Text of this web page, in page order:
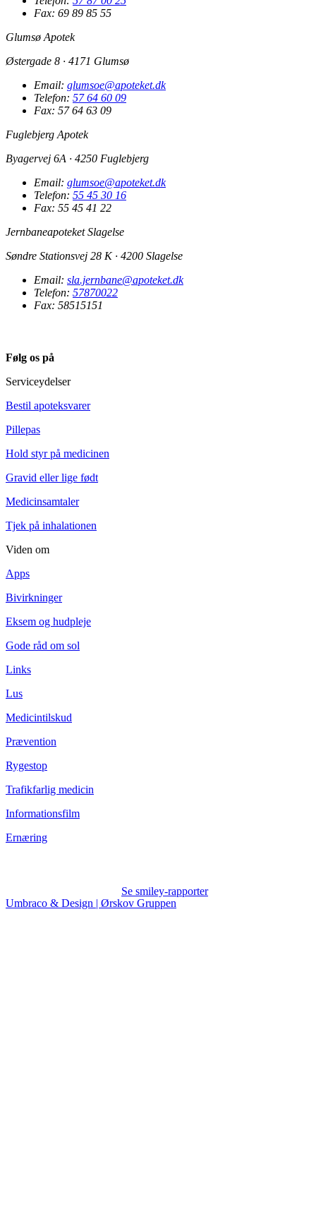
Fax: 69 89 85 55
Glumsø Apotek
Østergade 8 · 4171 Glumsø
Email: glumsoe@apoteket.dk
Telefon: 57 64 60 09
Fax: 57 64 63 09
Fuglebjerg Apotek
Byagervej 6A · 4250 Fuglebjerg
Email: glumsoe@apoteket.dk
Telefon: 55 45 30 16
Fax: 55 45 41 22
Jernbaneapoteket Slagelse
Søndre Stationsvej 28 K · 4200 Slagelse
Email: sla.jernbane@apoteket.dk
Telefon: 57870022
Fax: 58515151
Følg os på
Serviceydelser
Bestil apoteksvarer
Pillepas
Hold styr på medicinen
Gravid eller lige født
Medicinsamtaler
Tjek på inhalationen
Viden om
Apps
Bivirkninger
Eksem og hudpleje
Gode råd om sol
Links
Lus
Medicintilskud
Prævention
Rygestop
Trafikfarlig medicin
Informationsfilm
Ernæring
Se smiley-rapporter
Umbraco & Design | Ørskov Gruppen